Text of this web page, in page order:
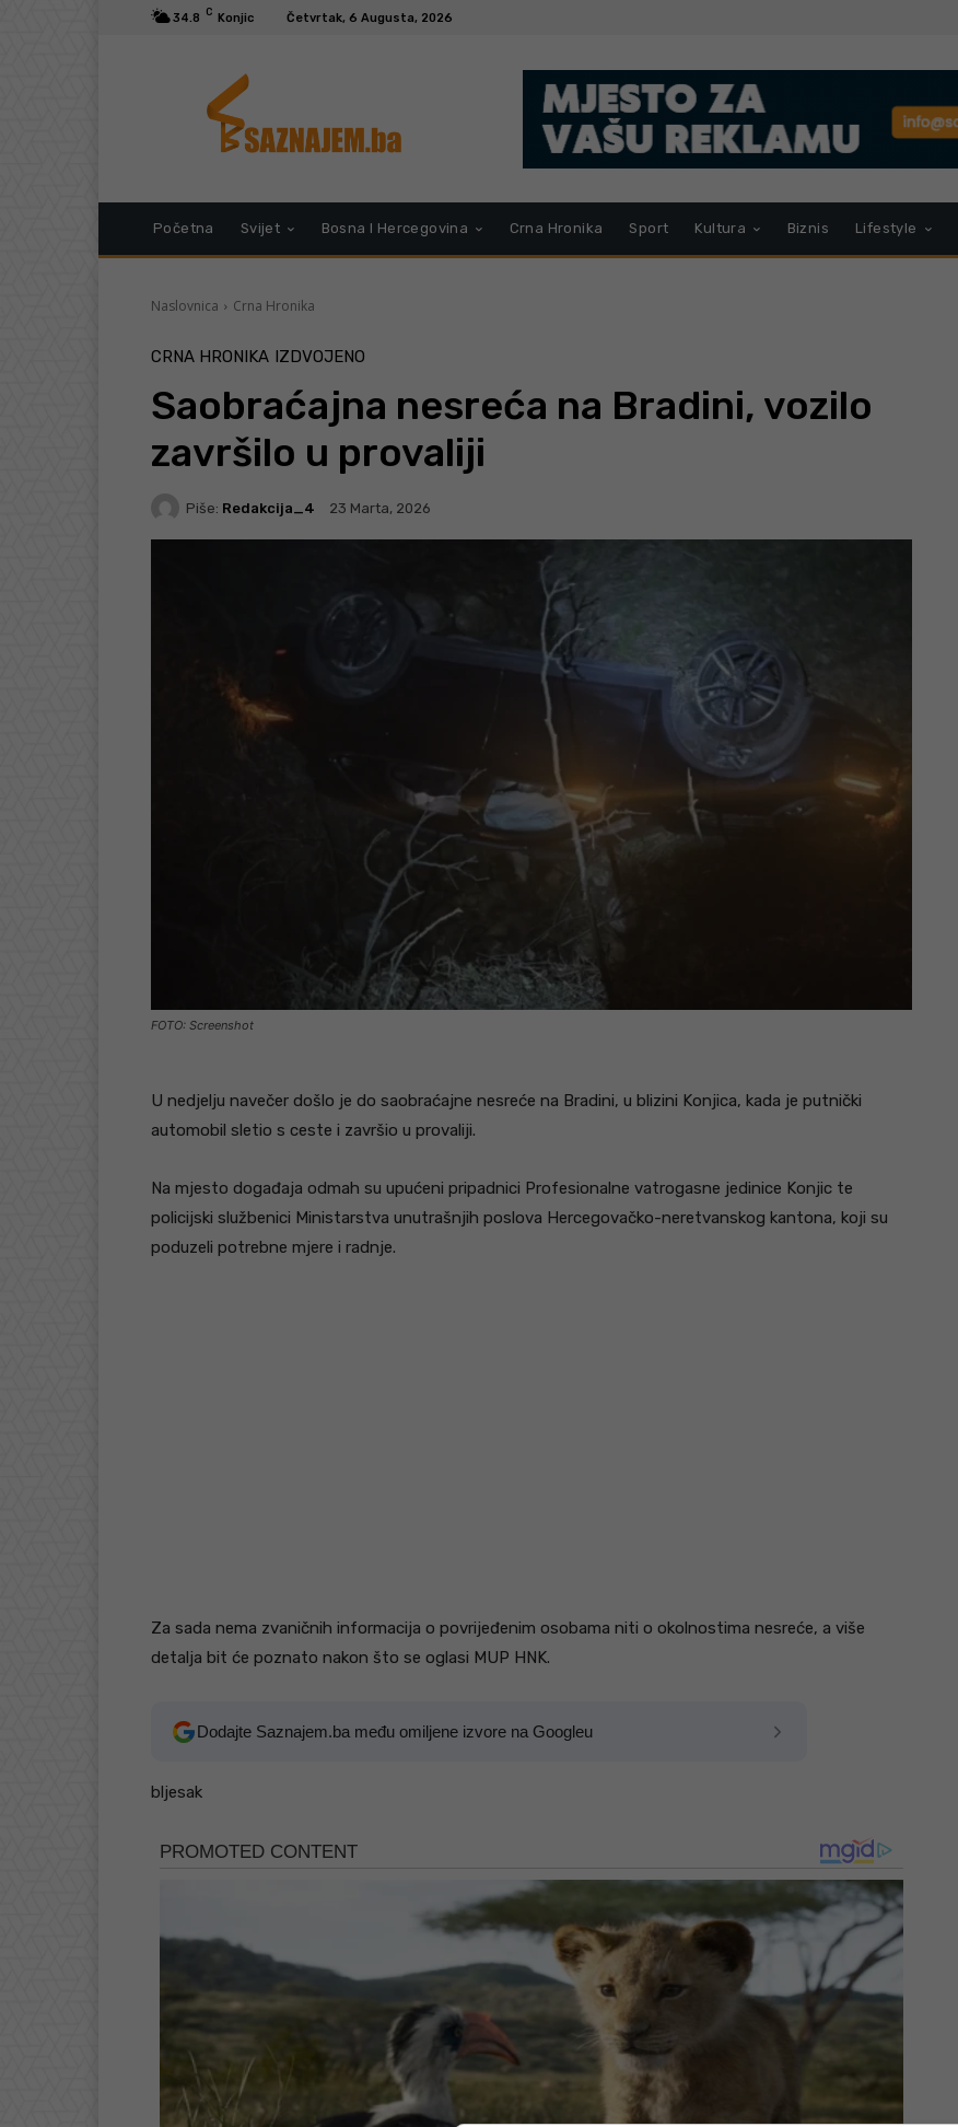
34.8 C Konjic Četvrtak, 6 Augusta, 2026
Početna Svijet Bosna I Hercegovina Crna Hronika Sport Kultura Biznis Lifestyle
Naslovnica Crna Hronika
CRNA HRONIKA IZDVOJENO
Saobraćajna nesreća na Bradini, vozilo
završilo u provaliji
Piše: Redakcija_4 23 Marta, 2026
FOTO: Screenshot
U nedjelju navečer došlo je do saobraćajne nesreće na Bradini, u blizini Konjica, kada je putnički
automobil sletio s ceste i završio u provaliji.
Na mjesto događaja odmah su upućeni pripadnici Profesionalne vatrogasne jedinice Konjic te
policijski službenici Ministarstva unutrašnjih poslova Hercegovačko-neretvanskog kantona, koji su
poduzeli potrebne mjere i radnje.
Za sada nema zvaničnih informacija o povrijeđenim osobama niti o okolnostima nesreće, a više
detalja bit će poznato nakon što se oglasi MUP HNK.
Dodajte Saznajem.ba među omiljene izvore na Googleu
bljesak